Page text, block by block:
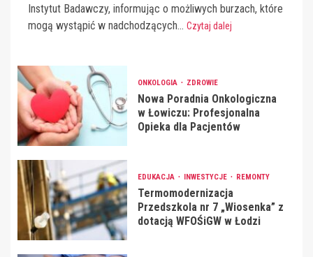
Instytut Badawczy, informując o możliwych burzach, które
mogą wystąpić w nadchodzących... Czytaj dalej
ONKOLOGIA ZDROWIE
Nowa Poradnia Onkologiczna
w Łowiczu: Profesjonalna
Opieka dla Pacjentów
EDUKACJA INWESTYCJE REMONTY
Termomodernizacja
Przedszkola nr 7 „Wiosenka” z
dotacją WFOŚiGW w Łodzi